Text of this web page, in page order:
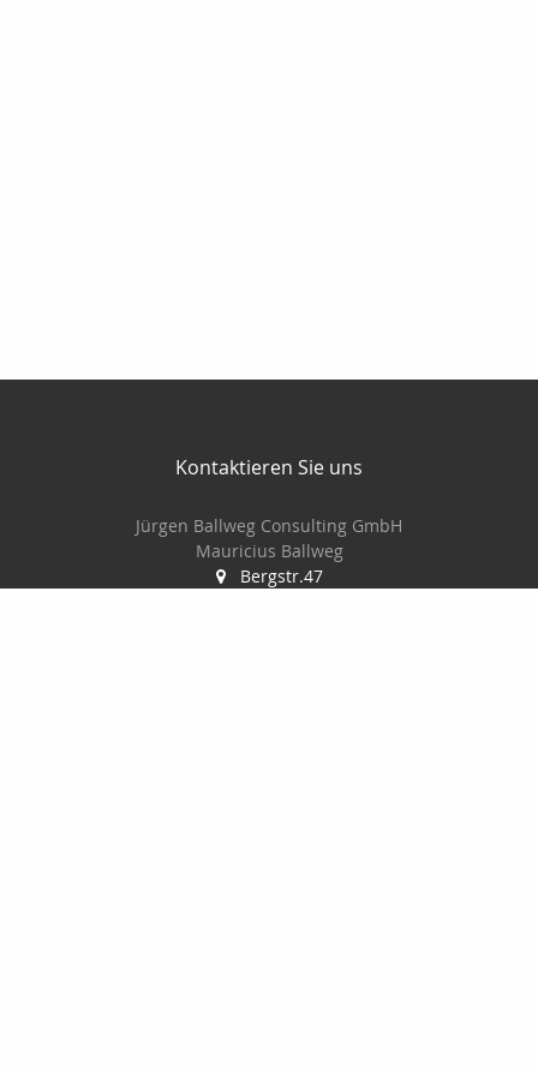
Kontaktieren Sie uns
Jürgen Ballweg Consulting GmbH
Mauricius Ballweg
Bergstr.47